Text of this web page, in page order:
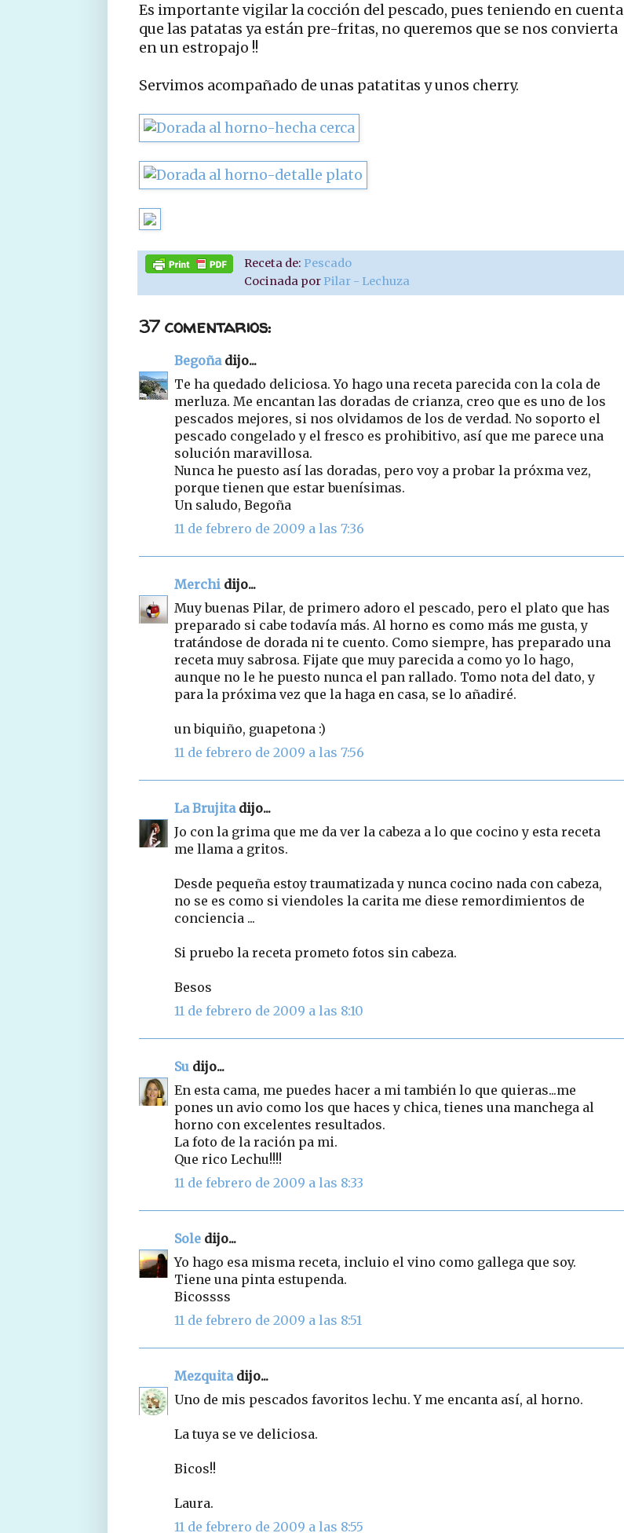
Es importante vigilar la cocción del pescado, pues teniendo en cuenta
que las patatas ya están pre-fritas, no queremos que se nos convierta
en un estropajo !!
Servimos acompañado de unas patatitas y unos cherry.
Receta de: Pescado
Cocinada por Pilar - Lechuza
37 comentarios:
Begoñadijo...
Te ha quedado deliciosa. Yo hago una receta parecida con la cola de
merluza. Me encantan las doradas de crianza, creo que es uno de los
pescados mejores, si nos olvidamos de los de verdad. No soporto el
pescado congelado y el fresco es prohibitivo, así que me parece una
solución maravillosa.
Nunca he puesto así las doradas, pero voy a probar la próxma vez,
porque tienen que estar buenísimas.
Un saludo, Begoña
11 de febrero de 2009 a las 7:36
Merchi dijo...
Muy buenas Pilar, de primero adoro el pescado, pero el plato que has
preparado si cabe todavía más. Al horno es como más me gusta, y
tratándose de dorada ni te cuento. Como siempre, has preparado una
receta muy sabrosa. Fijate que muy parecida a como yo lo hago,
aunque no le he puesto nunca el pan rallado. Tomo nota del dato, y
para la próxima vez que la haga en casa, se lo añadiré.
un biquiño, guapetona :)
11 de febrero de 2009 a las 7:56
La Brujitadijo...
Jo con la grima que me da ver la cabeza a lo que cocino y esta receta
me llama a gritos.
Desde pequeña estoy traumatizada y nunca cocino nada con cabeza,
no se es como si viendoles la carita me diese remordimientos de
conciencia ...
Si pruebo la receta prometo fotos sin cabeza.
Besos
11 de febrero de 2009 a las 8:10
Su dijo...
En esta cama, me puedes hacer a mi también lo que quieras...me
pones un avio como los que haces y chica, tienes una manchega al
horno con excelentes resultados.
La foto de la ración pa mi.
Que rico Lechu!!!!
11 de febrero de 2009 a las 8:33
Sole dijo...
Yo hago esa misma receta, incluio el vino como gallega que soy.
Tiene una pinta estupenda.
Bicossss
11 de febrero de 2009 a las 8:51
Mezquitadijo...
Uno de mis pescados favoritos lechu. Y me encanta así, al horno.
La tuya se ve deliciosa.
Bicos!!
Laura.
11 de febrero de 2009 a las 8:55